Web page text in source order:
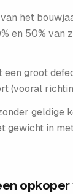
het
en 50%
een groot
(vooral
in